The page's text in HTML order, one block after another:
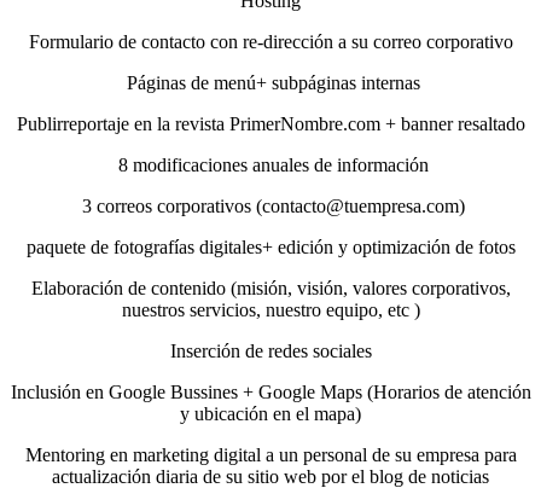
Formulario de contacto con re-dirección a su correo corporativo
Páginas de menú+ subpáginas internas
Publirreportaje en la revista PrimerNombre.com + banner resaltado
8 modificaciones anuales de información
3 correos corporativos (contacto@tuempresa.com)
paquete de fotografías digitales+ edición y optimización de fotos
Elaboración de contenido (misión, visión, valores corporativos,
nuestros servicios, nuestro equipo, etc )
Inserción de redes sociales
Inclusión en Google Bussines + Google Maps (Horarios de atención
y ubicación en el mapa)
Mentoring en marketing digital a un personal de su empresa para
actualización diaria de su sitio web por el blog de noticias